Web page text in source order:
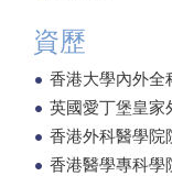
資歷
香港大學內外全
英國愛丁堡皇家
香港外科醫學院
香港醫學專科學